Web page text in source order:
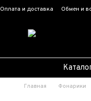
Оплата и доставка Обмен и
Главная Фонарики